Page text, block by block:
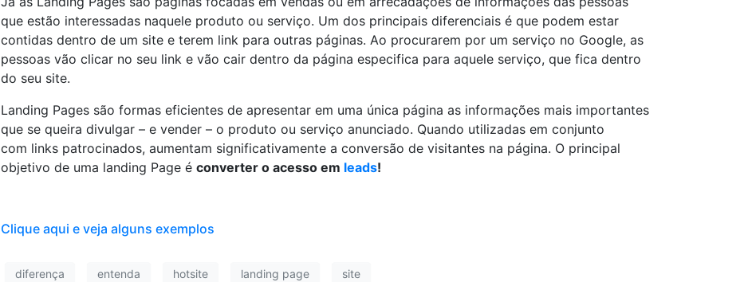
que estão interessadas naquele produto ou serviço. Um dos principais diferenciais é que podem estar
contidas dentro de um site e terem link para outras páginas. Ao procurarem por um serviço no Google, as
pessoas vão clicar no seu link e vão cair dentro da página especifica para aquele serviço, que fica dentro
do seu site.
Landing Pages são formas eficientes de apresentar em uma única página as informações mais importantes
que se queira divulgar – e vender – o produto ou serviço anunciado. Quando utilizadas em conjunto
com links patrocinados, aumentam significativamente a conversão de visitantes na página. O principal
objetivo de uma landing Page é converter o acesso em leads!
Clique aqui e veja alguns exemplos
diferença entenda hotsite landing page site